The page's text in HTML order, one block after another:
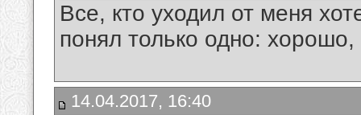
Все, кто уходил от меня
понял только одно:
14.04.2017, 16:40